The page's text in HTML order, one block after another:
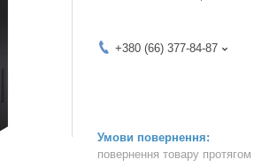
+380 (66) 377-84-87
повернення товару протягом